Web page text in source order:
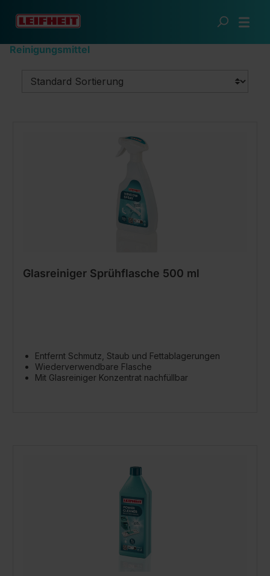
Zum Hauptinhalt springen
Reinigungsmittel
Glasreiniger Sprühflasche 500 ml
Entfernt Schmutz, Staub und Fettablagerungen
Wiederverwendbare Flasche
Mit Glasreiniger Konzentrat nachfüllbar